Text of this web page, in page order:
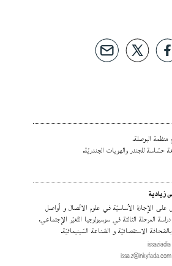
منظمة البوصلة.
حسّاسة للجندر والهويات الجندريّة.
زيادية
الإجازة الأساسيّة في علوم الاتّصال و أواصل
المرحلة الثالثة في سوسيولوجيا التّغيّر الإجتماعي.
الاستقصائيّة و الصّناعة السّينيمائيّة.
issaziadia
issa.z@inkyfada.com